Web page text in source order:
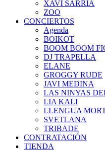
XAVI SARRIÀ
ZOO
CONCIERTOS
Agenda
BOIKOT
BOOM BOOM
DJ TRAPELLA
ELANE
GROGGY RUDE
JAVI MEDINA
LAS NINYAS
LIA KALI
LLENGUA
SVETLANA
TRIBADE
CONTRATACIÓN
TIENDA